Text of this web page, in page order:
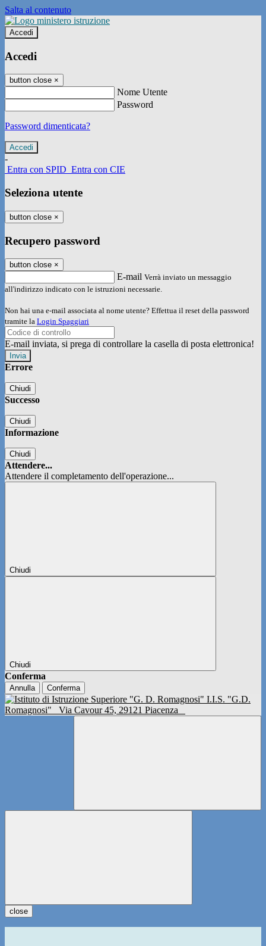
Salta al contenuto
Accedi
Accedi
button close ×
Nome Utente
Password
Password dimenticata?
-
Entra con SPID Entra con CIE
Seleziona utente
button close ×
Recupero password
button close ×
E-mail Verrà inviato un messaggio
all'indirizzo indicato con le istruzioni necessarie.
Non hai una e-mail associata al nome utente? Effettua il reset della password
tramite la Login Spaggiari
E-mail inviata, si prega di controllare la casella di posta elettronica!
Errore
Chiudi
Successo
Chiudi
Informazione
Chiudi
Attendere...
Attendere il completamento dell'operazione...
Chiudi
Chiudi
Conferma
Annulla Conferma
I.I.S. "G.D.
Romagnosi"
Via Cavour 45, 29121 Piacenza
close